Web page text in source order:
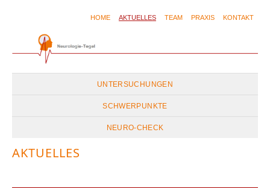
HOME AKTUELLES TEAM PRAXIS KONTAKT
UNTERSUCHUNGEN
SCHWERPUNKTE
NEURO-CHECK
AKTUELLES